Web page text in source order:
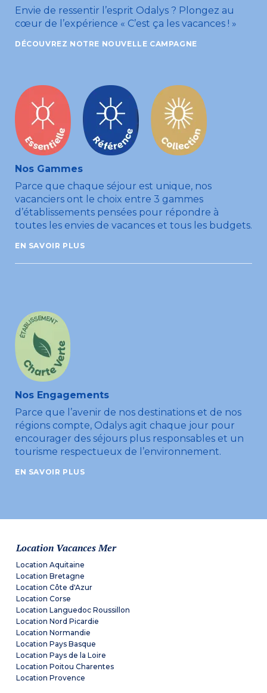
Envie de ressentir l’esprit Odalys ? Plongez au
cœur de l’expérience « C’est ça les vacances ! »
DÉCOUVREZ NOTRE NOUVELLE CAMPAGNE
Nos Gammes
Parce que chaque séjour est unique, nos
vacanciers ont le choix entre 3 gammes
d’établissements pensées pour répondre à
toutes les envies de vacances et tous les budgets.
EN SAVOIR PLUS
Nos Engagements
Parce que l’avenir de nos destinations et de nos
régions compte, Odalys agit chaque jour pour
encourager des séjours plus responsables et un
tourisme respectueux de l’environnement.
EN SAVOIR PLUS
Location Vacances Mer
Location Aquitaine
Location Bretagne
Location Côte d'Azur
Location Corse
Location Languedoc Roussillon
Location Nord Picardie
Location Normandie
Location Pays Basque
Location Pays de la Loire
Location Poitou Charentes
Location Provence